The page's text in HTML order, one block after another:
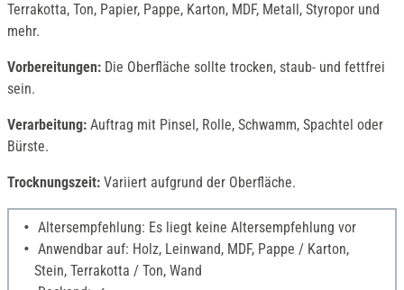
Terrakotta, Ton, Papier, Pappe, Karton, MDF, Metall, Styropor und
mehr.
Vorbereitungen: Die Oberfläche sollte trocken, staub- und fettfrei
sein.
Verarbeitung: Auftrag mit Pinsel, Rolle, Schwamm, Spachtel oder
Bürste.
Trocknungszeit: Variiert aufgrund der Oberfläche.
Altersempfehlung: Es liegt keine Altersempfehlung vor
Anwendbar auf: Holz, Leinwand, MDF, Pappe / Karton,
Stein, Terrakotta / Ton, Wand